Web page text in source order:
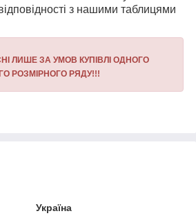
з нашими таблицями
ЛИШЕ ЗА УМОВ КУПІВЛІ ОДНОГО
РОЗМІРНОГО РЯДУ!!!
Україна